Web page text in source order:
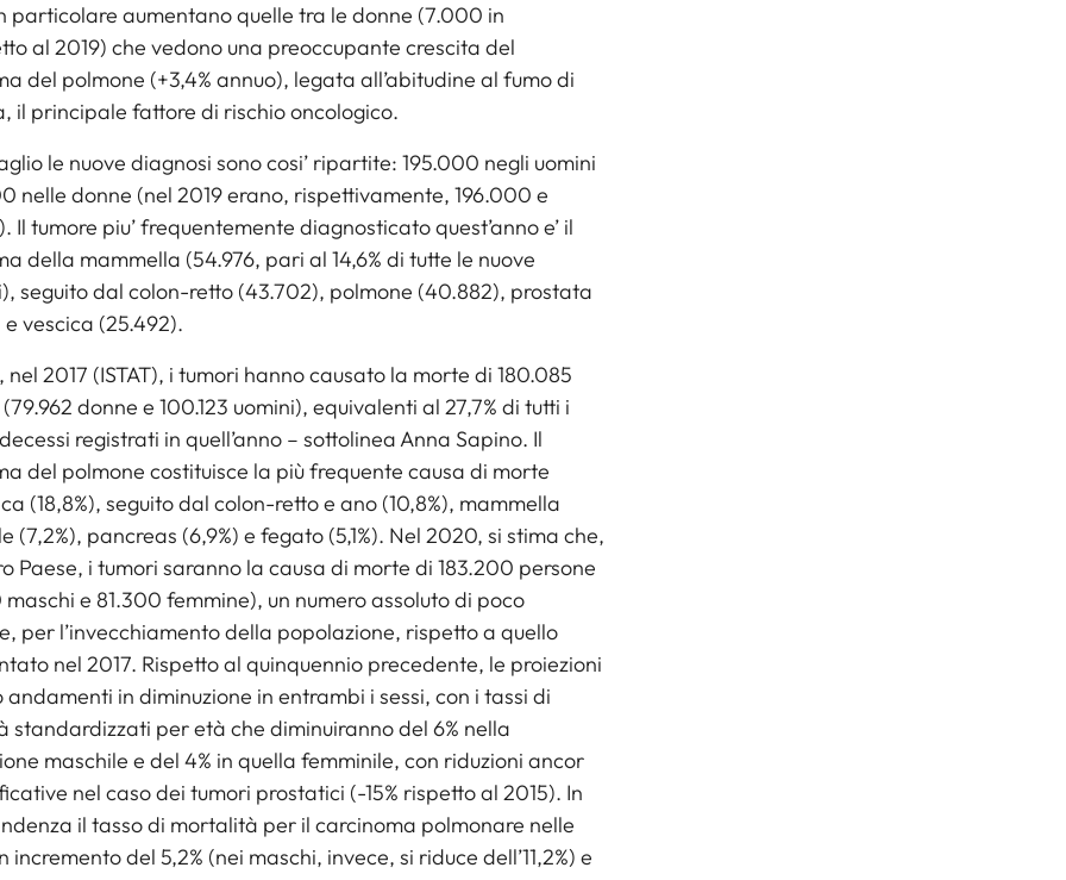
particolare aumentano quelle tra le donne (7.000 in
al 2019) che vedono una preoccupante crescita del
del polmone (+3,4% annuo), legata all’abitudine al fumo di
il principale fattore di rischio oncologico.
le nuove diagnosi sono cosi’ ripartite: 195.000 negli uomini
nelle donne (nel 2019 erano, rispettivamente, 196.000 e
Il tumore piu’ frequentemente diagnosticato quest’anno e’ il
della mammella (54.976, pari al 14,6% di tutte le nuove
seguito dal colon-retto (43.702), polmone (40.882), prostata
vescica (25.492).
nel 2017 (ISTAT), i tumori hanno causato la morte di 180.085
donne e 100.123 uomini), equivalenti al 27,7% di tutti i
registrati in quell’anno – sottolinea Anna Sapino. Il
del polmone costituisce la più frequente causa di morte
(18,8%), seguito dal colon-retto e ano (10,8%), mammella
(7,2%), pancreas (6,9%) e fegato (5,1%). Nel 2020, si stima che,
Paese, i tumori saranno la causa di morte di 183.200 persone
maschi e 81.300 femmine), un numero assoluto di poco
per l’invecchiamento della popolazione, rispetto a quello
nel 2017. Rispetto al quinquennio precedente, le proiezioni
in diminuzione in entrambi i sessi, con i tassi di
standardizzati per età che diminuiranno del 6% nella
maschile e del 4% in quella femminile, con riduzioni ancor
nel caso dei tumori prostatici (-15% rispetto al 2015). In
il tasso di mortalità per il carcinoma polmonare nelle
incremento del 5,2% (nei maschi, invece, si riduce dell’11,2%) e